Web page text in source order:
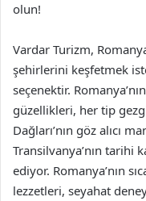
olun!
Vardar Turizm,
şehirlerini keşfetmek
seçenektir.
güzellikleri, her tip
Dağları’nın göz alıcı
Transilvanya’nın tarihi
ediyor. Romanya’nın
lezzetleri, seyahat